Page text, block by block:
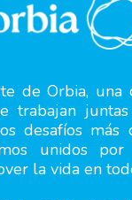
de Orbia, una
trabajan
desafíos más
unidos
la vida en